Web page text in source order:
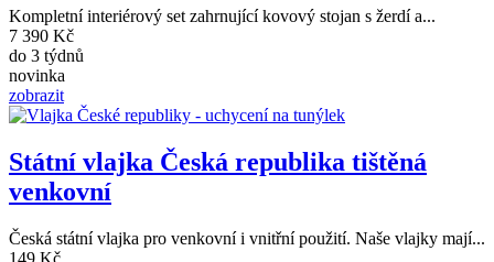
Kompletní interiérový set zahrnující kovový stojan s žerdí a...
7 390 Kč
do 3 týdnů
novinka
zobrazit
Státní vlajka Česká republika tištěná
venkovní
Česká státní vlajka pro venkovní i vnitřní použití. Naše vlajky mají...
149 Kč